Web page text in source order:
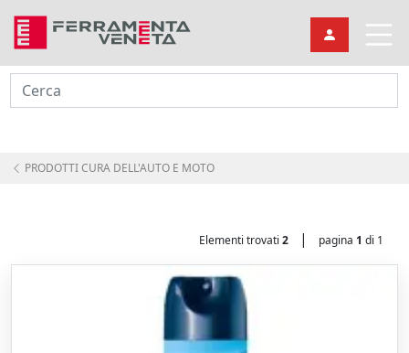
Cerca
PRODOTTI CURA DELL'AUTO E MOTO
Elementi trovati 2 | pagina 1 di 1